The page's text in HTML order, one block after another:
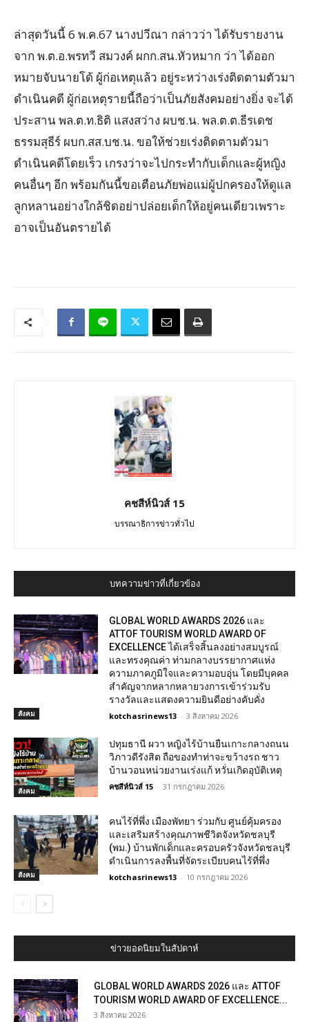
ล่าสุดวันนี้ 6 พ.ค.67 นางปวีณา กล่าวว่า ได้รับรายงาน
จาก พ.ต.อ.พรทวี สมวงค์ ผกก.สน.หัวหมาก ว่า ได้ออก
หมายจับนายโด้ ผู้ก่อเหตุแล้ว อยู่ระหว่างเร่งติดตามตัวมา
ดำเนินคดี ผู้ก่อเหตุรายนี้ถือว่าเป็นภัยสังคมอย่างยิ่ง จะได้
ประสาน พล.ต.ท.ธิติ แสงสว่าง ผบช.น. พล.ต.ต.ธีรเดช
ธรรมสุธีร์ ผบก.สส.บช.น. ขอให้ช่วยเร่งติดตามตัวมา
ดำเนินคดีโดยเร็ว เกรงว่าจะไปกระทำกับเด็กและผู้หญิง
คนอื่นๆ อีก พร้อมกันนี้ขอเตือนภัยพ่อแม่ผู้ปกครองให้ดูแล
ลูกหลานอย่างใกล้ชิดอย่าปล่อยเด็กให้อยู่คนเดียวเพราะ
อาจเป็นอันตรายได้
คชสีห์นิวส์ 15
บรรณาธิการข่าวทั่วไป
บทความข่าวที่เกี่ยวข้อง
สังคม
GLOBAL WORLD AWARDS 2026 และ
ATTOF TOURISM WORLD AWARD OF
EXCELLENCE ได้เสร็จสิ้นลงอย่างสมบูรณ์
และทรงคุณค่า ท่ามกลางบรรยากาศแห่ง
ความภาคภูมิใจและความอบอุ่น โดยมีบุคคล
สำคัญจากหลากหลายวงการเข้าร่วมรับ
รางวัลและแสดงความยินดีอย่างคับคั่ง
kotchasrinews13 - 3 สิงหาคม 2026
สังคม
ปทุมธานี ผวา หญิงไร้บ้านยืนเกาะกลางถนน
วิภาวดีรังสิต ถือของทำท่าจะขว้างรถ ชาว
บ้านวอนหน่วยงานเร่งแก้ หวั่นเกิดอุบัติเหตุ
คชสีห์นิวส์ 15 - 31 กรกฎาคม 2026
สังคม
คนไร้ที่พึ่ง เมืองพัทยา ร่วมกับ ศูนย์คุ้มครอง
และเสริมสร้างคุณภาพชีวิตจังหวัดชลบุรี
(พม.) บ้านพักเด็กและครอบครัวจังหวัดชลบุรี
ดำเนินการลงพื้นที่จัดระเบียบคนไร้ที่พึ่ง
kotchasrinews13 - 10 กรกฎาคม 2026
ข่าวยอดนิยมในสัปดาห์
GLOBAL WORLD AWARDS 2026 และ ATTOF
TOURISM WORLD AWARD OF EXCELLENCE...
3 สิงหาคม 2026